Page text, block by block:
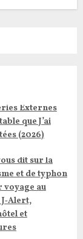
Externes
que J’ai
(2026)
dit sur la
et de typhon
au
et